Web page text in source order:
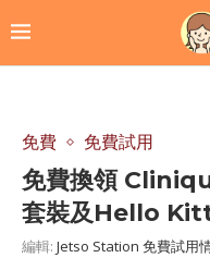
免費 免費試用
免費換領
套裝及Hello
編輯: Jetso Station 免費試用